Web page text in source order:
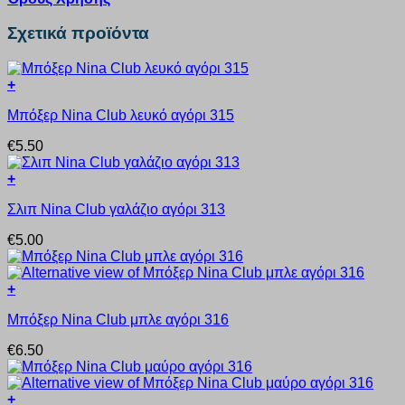
Σχετικά προϊόντα
+
το
έχει
πολλαπλές
παραλλαγές.
επιλογές
να
επιλεγούν
στη
σελίδα
του
προϊόντος
Μπόξερ Nina Club λευκό αγόρι 315
€5.50
+
το
έχει
πολλαπλές
παραλλαγές.
Οι
μπορούν
επιλεγούν
στη
σελίδα
Σλιπ Nina Club γαλάζιο αγόρι 313
€5.00
+
το
έχει
πολλαπλές
παραλλαγές.
Οι
Μπόξερ Nina Club μπλε αγόρι 316
€6.50
+